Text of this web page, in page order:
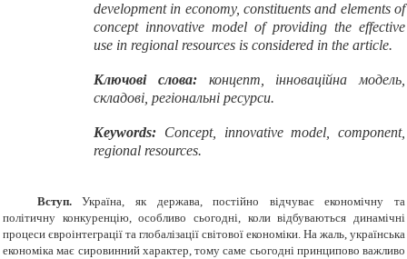
development in economy, constituents and elements of
concept innovative model of providing the effective
use in regional resources is considered in the article.
Ключові слова:концепт, інноваційна модель,
складові, регіональні ресурси.
Keywords: Concept, innovative model, component,
regional resources.
Вступ.Україна, як держава, постійно відчуває економічну та
політичну конкуренцію, особливо сьогодні, коли відбуваються динамічні
процеси євроінтеграції та глобалізації світової економіки. На жаль, українська
економіка має сировинний характер, тому саме сьогодні принципово важливо